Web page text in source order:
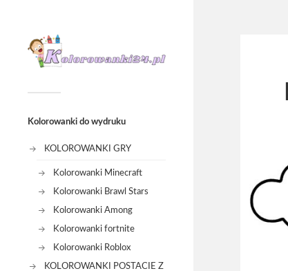
Kolorowanki do wydruku
KOLOROWANKI GRY
Kolorowanki Minecraft
Kolorowanki Brawl Stars
Kolorowanki Among
Kolorowanki fortnite
Kolorowanki Roblox
KOLOROWANKI POSTACIE Z